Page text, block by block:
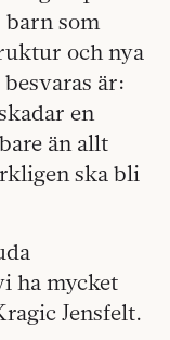
som
och nya
är:
en
än allt
ska bli
ha mycket
Jensfelt.